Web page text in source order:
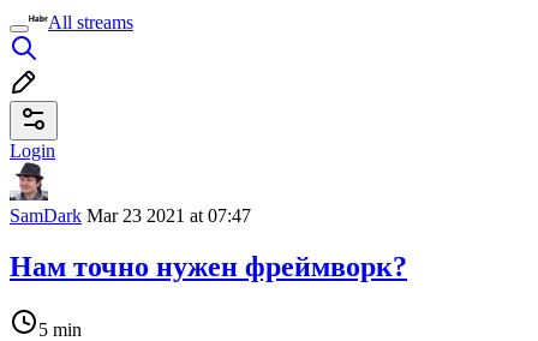
All streams
Login
SamDark Mar 23 2021 at 07:47
Нам точно нужен фреймворк?
5 min